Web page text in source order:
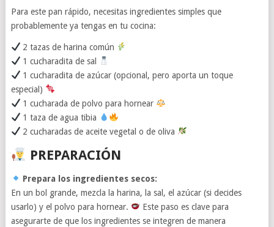
Para este pan rápido, necesitas ingredientes simples que
probablemente ya tengas en tu cocina:
2 tazas de harina común
1 cucharadita de sal
1 cucharadita de azúcar (opcional, pero aporta un toque
especial)
1 cucharada de polvo para hornear
1 taza de agua tibia
2 cucharadas de aceite vegetal o de oliva
PREPARACIÓN
Prepara los ingredientes secos:
En un bol grande, mezcla la harina, la sal, el azúcar (si decides
usarlo) y el polvo para hornear.
Este paso es clave para
asegurarte de que los ingredientes se integren de manera